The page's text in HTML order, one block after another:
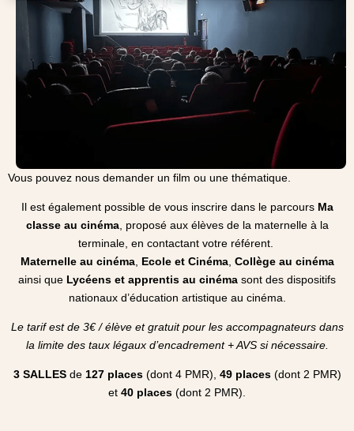
Vous pouvez nous demander un film ou une thématique.
Il est également possible de vous inscrire dans le parcours Ma
classe au cinéma, proposé aux élèves de la maternelle à la
terminale, en contactant votre référent.
Maternelle au cinéma, Ecole et Cinéma, Collège au cinéma
ainsi que Lycéens et apprentis au cinéma sont des dispositifs
nationaux d’éducation artistique au cinéma.
Le tarif est de 3€ / élève et gratuit pour les accompagnateurs dans
la limite des taux légaux d’encadrement + AVS si nécessaire.
3 SALLES de 127 places (dont 4 PMR), 49 places(dont 2 PMR)
et 40 places (dont 2 PMR).